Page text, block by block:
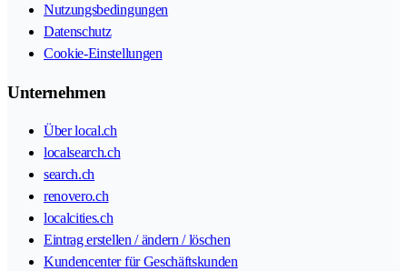
Nutzungsbedingungen
Datenschutz
Cookie-Einstellungen
Unternehmen
Über local.ch
localsearch.ch
search.ch
renovero.ch
localcities.ch
Eintrag erstellen / ändern / löschen
Kundencenter für Geschäftskunden